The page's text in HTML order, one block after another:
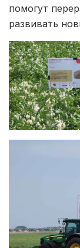
помогут
развивать